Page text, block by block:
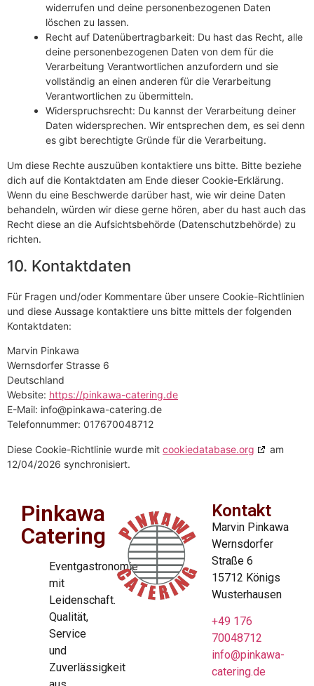
widerrufen und deine personenbezogenen Daten
löschen zu lassen.
Recht auf Datenübertragbarkeit: Du hast das Recht, alle
deine personenbezogenen Daten von dem für die
Verarbeitung Verantwortlichen anzufordern und sie
vollständig an einen anderen für die Verarbeitung
Verantwortlichen zu übermitteln.
Widerspruchsrecht: Du kannst der Verarbeitung deiner
Daten widersprechen. Wir entsprechen dem, es sei denn
es gibt berechtigte Gründe für die Verarbeitung.
Um diese Rechte auszuüben kontaktiere uns bitte. Bitte beziehe
dich auf die Kontaktdaten am Ende dieser Cookie-Erklärung.
Wenn du eine Beschwerde darüber hast, wie wir deine Daten
behandeln, würden wir diese gerne hören, aber du hast auch das
Recht diese an die Aufsichtsbehörde (Datenschutzbehörde) zu
richten.
10. Kontaktdaten
Für Fragen und/oder Kommentare über unsere Cookie-Richtlinien
und diese Aussage kontaktiere uns bitte mittels der folgenden
Kontaktdaten:
Marvin Pinkawa
Wernsdorfer Strasse 6
Deutschland
Website: https://pinkawa-catering.de
E-Mail: info@pinkawa-catering.de
Telefonnummer: 017670048712
Diese Cookie-Richtlinie wurde mit cookiedatabase.org
am
12/04/2026 synchronisiert.
Pinkawa
Catering
Eventgastronomie
mit
Leidenschaft.
Qualität,
Service
und
Zuverlässigkeit
Kontakt
Marvin Pinkawa
Wernsdorfer
Straße 6
15712 Königs
Wusterhausen
+49 176
70048712
info@pinkawa-
catering.de